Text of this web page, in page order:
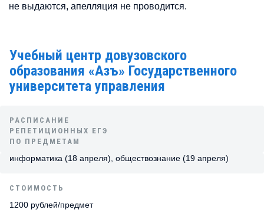
не выдаются, апелляция не проводится.
Учебный центр довузовского
образования «Азъ» Государственного
университета управления
РАСПИСАНИЕ
РЕПЕТИЦИОННЫХ ЕГЭ
ПО ПРЕДМЕТАМ
информатика (18 апреля), обществознание (19 апреля)
СТОИМОСТЬ
1200 рублей/предмет